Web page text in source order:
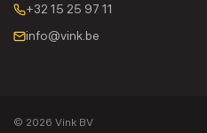
+32 15 25 97 11
info@vink.be
© 2026 Vink BV